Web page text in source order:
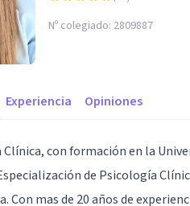
Nº colegiado: 2809887
Experiencia Opiniones
con formación en la
de Psicología
Con mas de 20 años de